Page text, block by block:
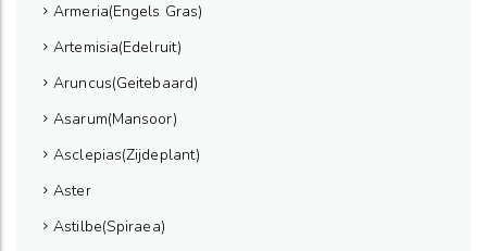
Armeria(Engels Gras)
Artemisia(Edelruit)
Aruncus(Geitebaard)
Asarum(Mansoor)
Asclepias(Zijdeplant)
Aster
Astilbe(Spiraea)